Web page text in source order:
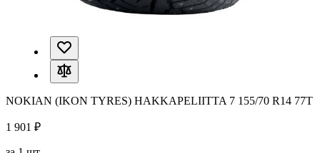
NOKIAN (IKON TYRES) HAKKAPELIITTA 7 155/70 R14 77T
1 901 ₽